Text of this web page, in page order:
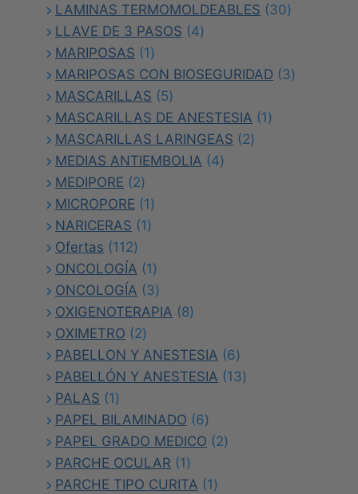
productos
LAMINAS TERMOMOLDEABLES 3030
LLAVE DE 3 PASOS 44
MARIPOSAS 11
producto
MARIPOSAS CON BIOSEGURIDAD 33
MASCARILLAS 55
productos
MASCARILLAS DE ANESTESIA 11
MASCARILLAS LARINGEAS 22
MEDIAS ANTIEMBOLIA 44
MEDIPORE 22
productos
MICROPORE 11
producto
NARICERAS 11
Ofertas 112112
productos
ONCOLOGÍA 11
producto
ONCOLOGÍA 33
productos
OXIGENOTERAPIA 88
OXIMETRO 22
productos
PABELLON Y ANESTESIA 66
productos
PABELLÓN Y ANESTESIA 1313
PALAS 11
producto
PAPEL BILAMINADO 66
productos
PAPEL GRADO MEDICO 22
PARCHE OCULAR 11
producto
PARCHE TIPO CURITA 11